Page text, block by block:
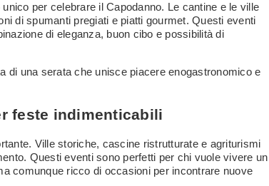
per celebrare il Capodanno. Le cantine e le ville
di spumanti pregiati e piatti gourmet. Questi eventi
di eleganza, buon cibo e possibilità di
di una serata che unisce piacere enogastronomico e
feste indimenticabili
Ville storiche, cascine ristrutturate e agriturismi
Questi eventi sono perfetti per chi vuole vivere un
comunque ricco di occasioni per incontrare nuove